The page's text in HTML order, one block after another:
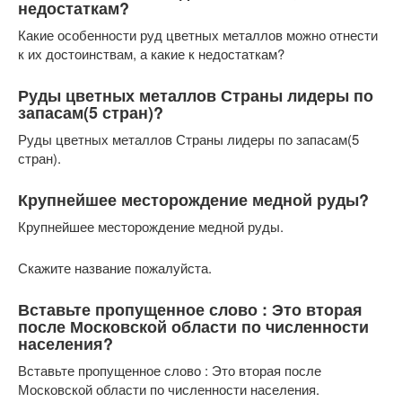
недостаткам?
Какие особенности руд цветных металлов можно отнести
к их достоинствам, а какие к недостаткам?
Руды цветных металлов Страны лидеры по
запасам(5 стран)?
Руды цветных металлов Страны лидеры по запасам(5
стран).
Крупнейшее месторождение медной руды?
Крупнейшее месторождение медной руды.
Скажите название пожалуйста.
Вставьте пропущенное слово : Это вторая
после Московской области по численности
населения?
Вставьте пропущенное слово : Это вторая после
Московской области по численности населения.